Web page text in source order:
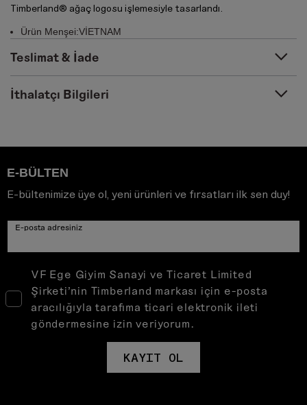
Timberland® ağaç logosu işlemesiyle tasarlandı.
Ürün Menşei:VİETNAM
Teslimat & İade
İthalatçı Bilgileri
E-BÜLTEN
E-bültenimize üye ol, yeni ürünleri ve fırsatları ilk sen duy!
E-posta adresiniz
VF Ege Giyim Sanayi ve Ticaret Limited
Şirketi’nin Timberland markası için e-posta
aracılığıyla tarafıma ticari elektronik ileti
göndermesine izin veriyorum.
KAYIT OL